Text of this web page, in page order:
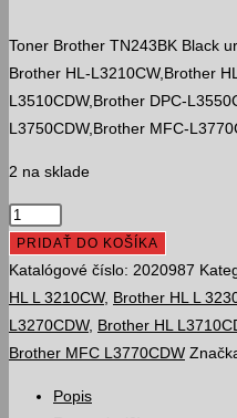
bola:
Toner Brother TN243BK Black
Brother HL-L3210CW,Brother
L3510CDW,Brother DPC-
L3750CDW,Brother MFC-
2 na sklade
množstvo
BROTHER
TN243BK
Black,
1400
strán
PRIDAŤ DO KOŠÍKA
Katalógové číslo: 2020987
HL L 3210CW, Brother HL L
L3270CDW, Brother HL
Brother MFC L3770CDW
Popis